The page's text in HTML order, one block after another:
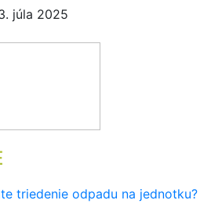
júla 2025
triedenie odpadu na jednotku?